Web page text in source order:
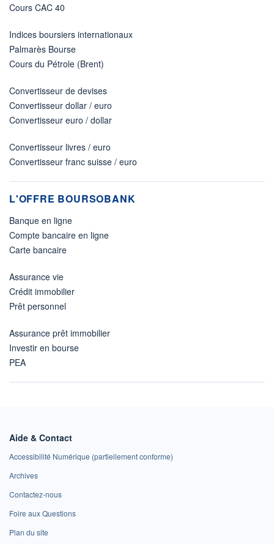
Cours CAC 40
Indices boursiers internationaux
Palmarès Bourse
Cours du Pétrole (Brent)
Convertisseur de devises
Convertisseur dollar / euro
Convertisseur euro / dollar
Convertisseur livres / euro
Convertisseur franc suisse / euro
L'OFFRE BOURSOBANK
Banque en ligne
Compte bancaire en ligne
Carte bancaire
Assurance vie
Crédit immobilier
Prêt personnel
Assurance prêt immobilier
Investir en bourse
PEA
Aide & Contact
Accessibilité Numérique (partiellement conforme)
Archives
Contactez-nous
Foire aux Questions
Plan du site